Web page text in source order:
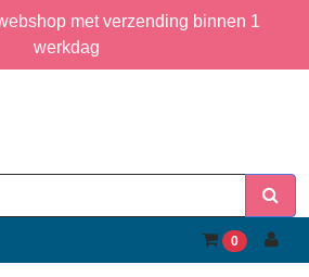
met verzending binnen 1
werkdag
0